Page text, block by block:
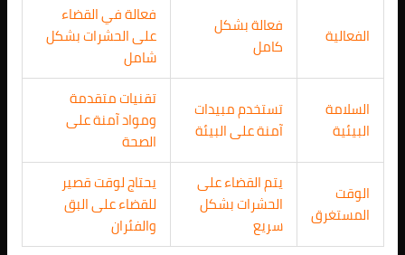
الفعالية
فعالة بشكل
كامل
فعالة في القضاء
على الحشرات بشكل
شامل
السلامة
البيئية
تستخدم مبيدات
آمنة على البيئة
تقنيات متقدمة
ومواد آمنة على
الصحة
الوقت
المستغرق
يتم القضاء على
الحشرات بشكل
سريع
يحتاج لوقت قصير
للقضاء على البق
والفئران